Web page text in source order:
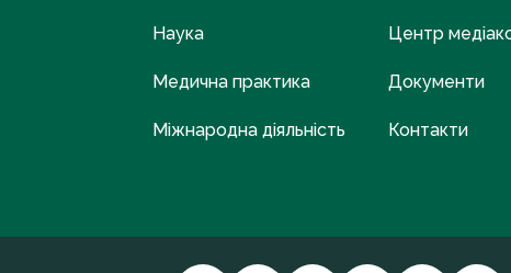
Наука
Медична практика
Міжнародна діяльність
Центр
Документи
Контакти